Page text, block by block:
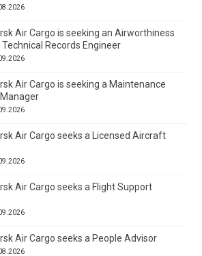
Air Cargo is seeking an Airworthiness
Technical Records Engineer
Air Cargo is seeking a Maintenance
Air Cargo seeks a Licensed Aircraft
Air Cargo seeks a Flight Support
Air Cargo seeks a People Advisor